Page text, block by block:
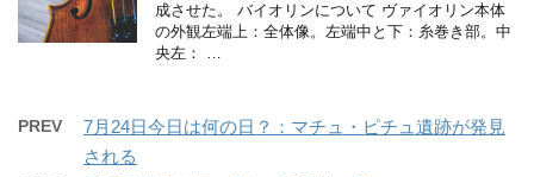
成させた。 バイオリンについて ヴァイオリン本体
の外観左端上：全体像。左端中と下：糸巻き部。中
央左： …
PREV
7月24日今日は何の日？：マチュ・ピチュ遺跡が発見
される